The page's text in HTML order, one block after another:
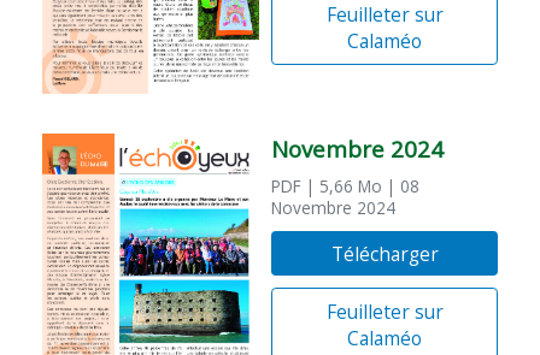
Feuilleter sur
Calaméo
Novembre 2024
PDF | 5,66 Mo | 08
Novembre 2024
Télécharger
Feuilleter sur
Calaméo